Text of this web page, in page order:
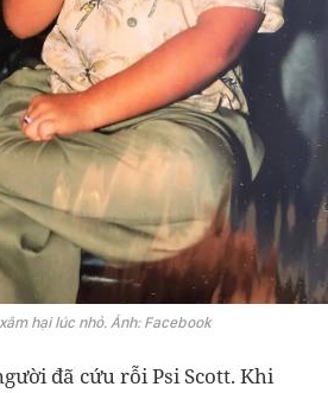
hại lúc nhỏ. Ảnh: Facebook
đã cứu rỗi Psi Scott. Khi